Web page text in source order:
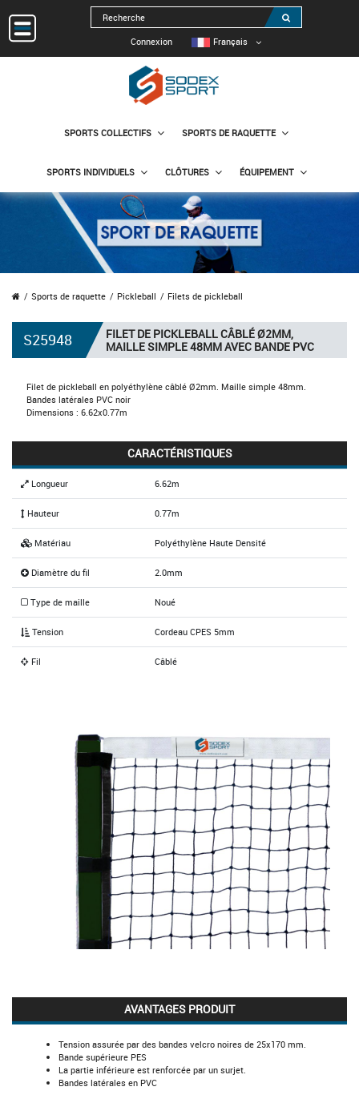
Connexion Français
SPORTS COLLECTIFS SPORTS DE RAQUETTE
SPORTS INDIVIDUELS CLÔTURES ÉQUIPEMENT
Sports de raquette Pickleball Filets de pickleball
S25948
FILET DE PICKLEBALL CÂBLÉ Ø2MM,
MAILLE SIMPLE 48MM AVEC BANDE PVC
Filet de pickleball en polyéthylène câblé Ø2mm. Maille simple 48mm.
Bandes latérales PVC noir
Dimensions : 6.62x0.77m
CARACTÉRISTIQUES
Longueur 6.62m
Hauteur 0.77m
Matériau Polyéthylène Haute Densité
Diamètre du fil 2.0mm
Type de maille Noué
Tension Cordeau CPES 5mm
Fil Câblé
AVANTAGES PRODUIT
Tension assurée par des bandes velcro noires de 25x170 mm.
Bande supérieure PES
La partie inférieure est renforcée par un surjet.
Bandes latérales en PVC